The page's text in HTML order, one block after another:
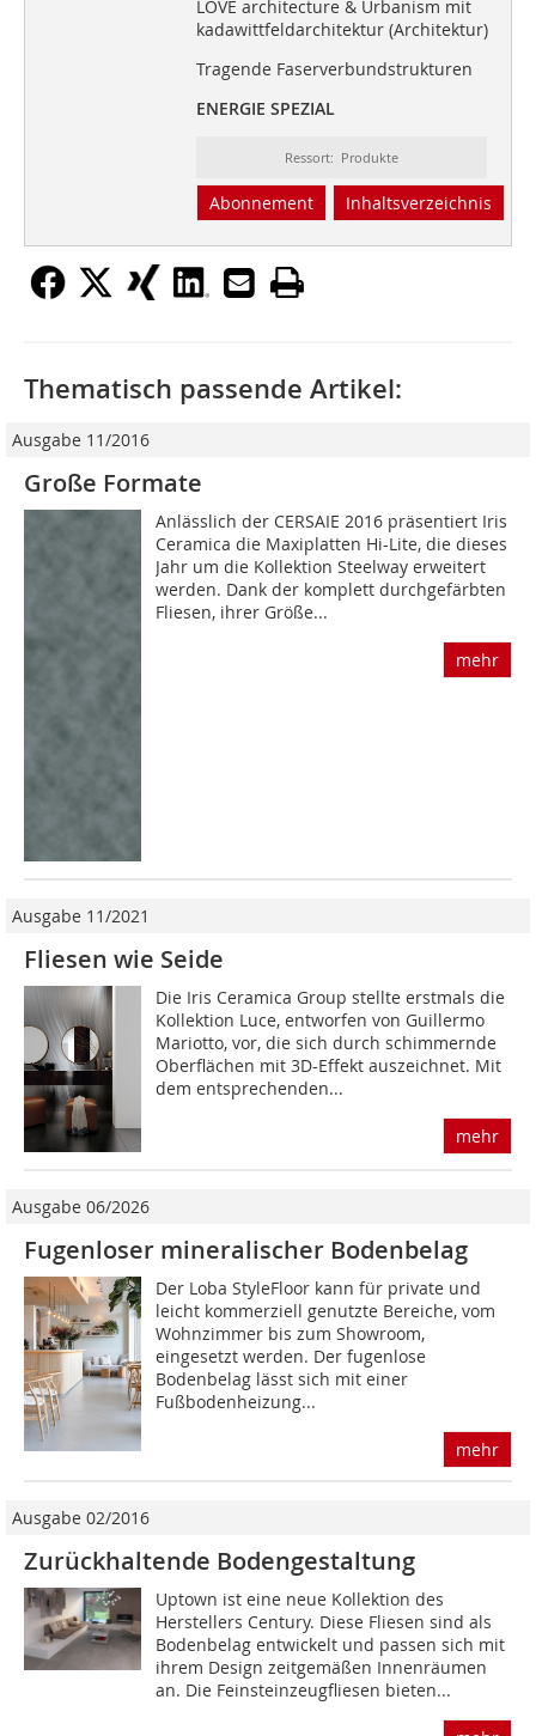
LOVE architecture & Urbanism mit
kadawittfeldarchitektur (Architektur)
Tragende Faserverbundstrukturen
ENERGIE SPEZIAL
Ressort: Produkte
Abonnement Inhaltsverzeichnis
Thematisch passende Artikel:
Ausgabe 11/2016
Große Formate
Anlässlich der CERSAIE 2016 präsentiert Iris
Ceramica die Maxi­platten Hi-Lite, die dieses
Jahr um die Kollektion Steelway erweitert
werden. Dank der komplett durchgefärbten
Fliesen, ihrer Größe...
mehr
Ausgabe 11/2021
Fliesen wie Seide
Die Iris Ceramica Group stellte erstmals die
Kollektion Luce, entworfen von Guillermo
Mariotto, vor, die sich durch schimmernde
Oberflächen mit 3D-Effekt auszeichnet. Mit
dem entsprechenden...
mehr
Ausgabe 06/2026
Fugenloser mineralischer Bodenbelag
Der Loba StyleFloor kann für private und
leicht kommerziell genutzte Bereiche, vom
Wohnzimmer bis zum Showroom,
eingesetzt werden. Der fugenlose
Bodenbelag lässt sich mit einer
Fußbodenheizung...
mehr
Ausgabe 02/2016
Zurückhaltende Bodengestaltung
Uptown ist eine neue Kollektion des
Herstellers Century. Diese Fliesen sind als
Bodenbelag entwickelt und passen sich mit
ihrem Design zeitgemäßen Innenräumen
an. Die Feinsteinzeugfliesen bieten...